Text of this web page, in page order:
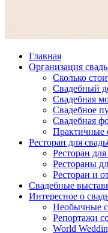
Главная
Организация
Сколько
Свадебный
Свадебная
Свадебное
Свадебная
Практичные
Ресторан для
Ресторан
Рестораны
Ресторан и
Свадебные
Интересное о
Необычные
Репортажи
World